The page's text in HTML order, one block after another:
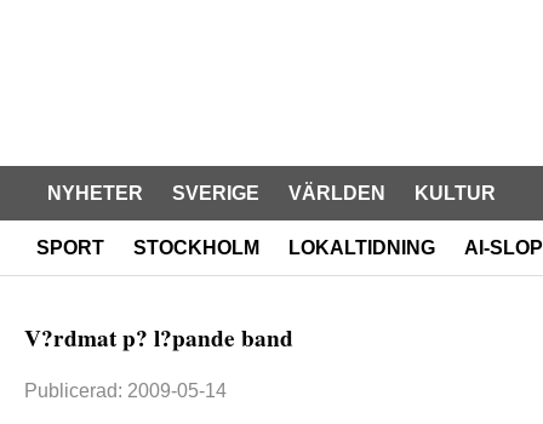
NYHETER SVERIGE VÄRLDEN KULTUR
SPORT STOCKHOLM LOKALTIDNING AI-SLOP
V?rdmat p? l?pande band
Publicerad: 2009-05-14